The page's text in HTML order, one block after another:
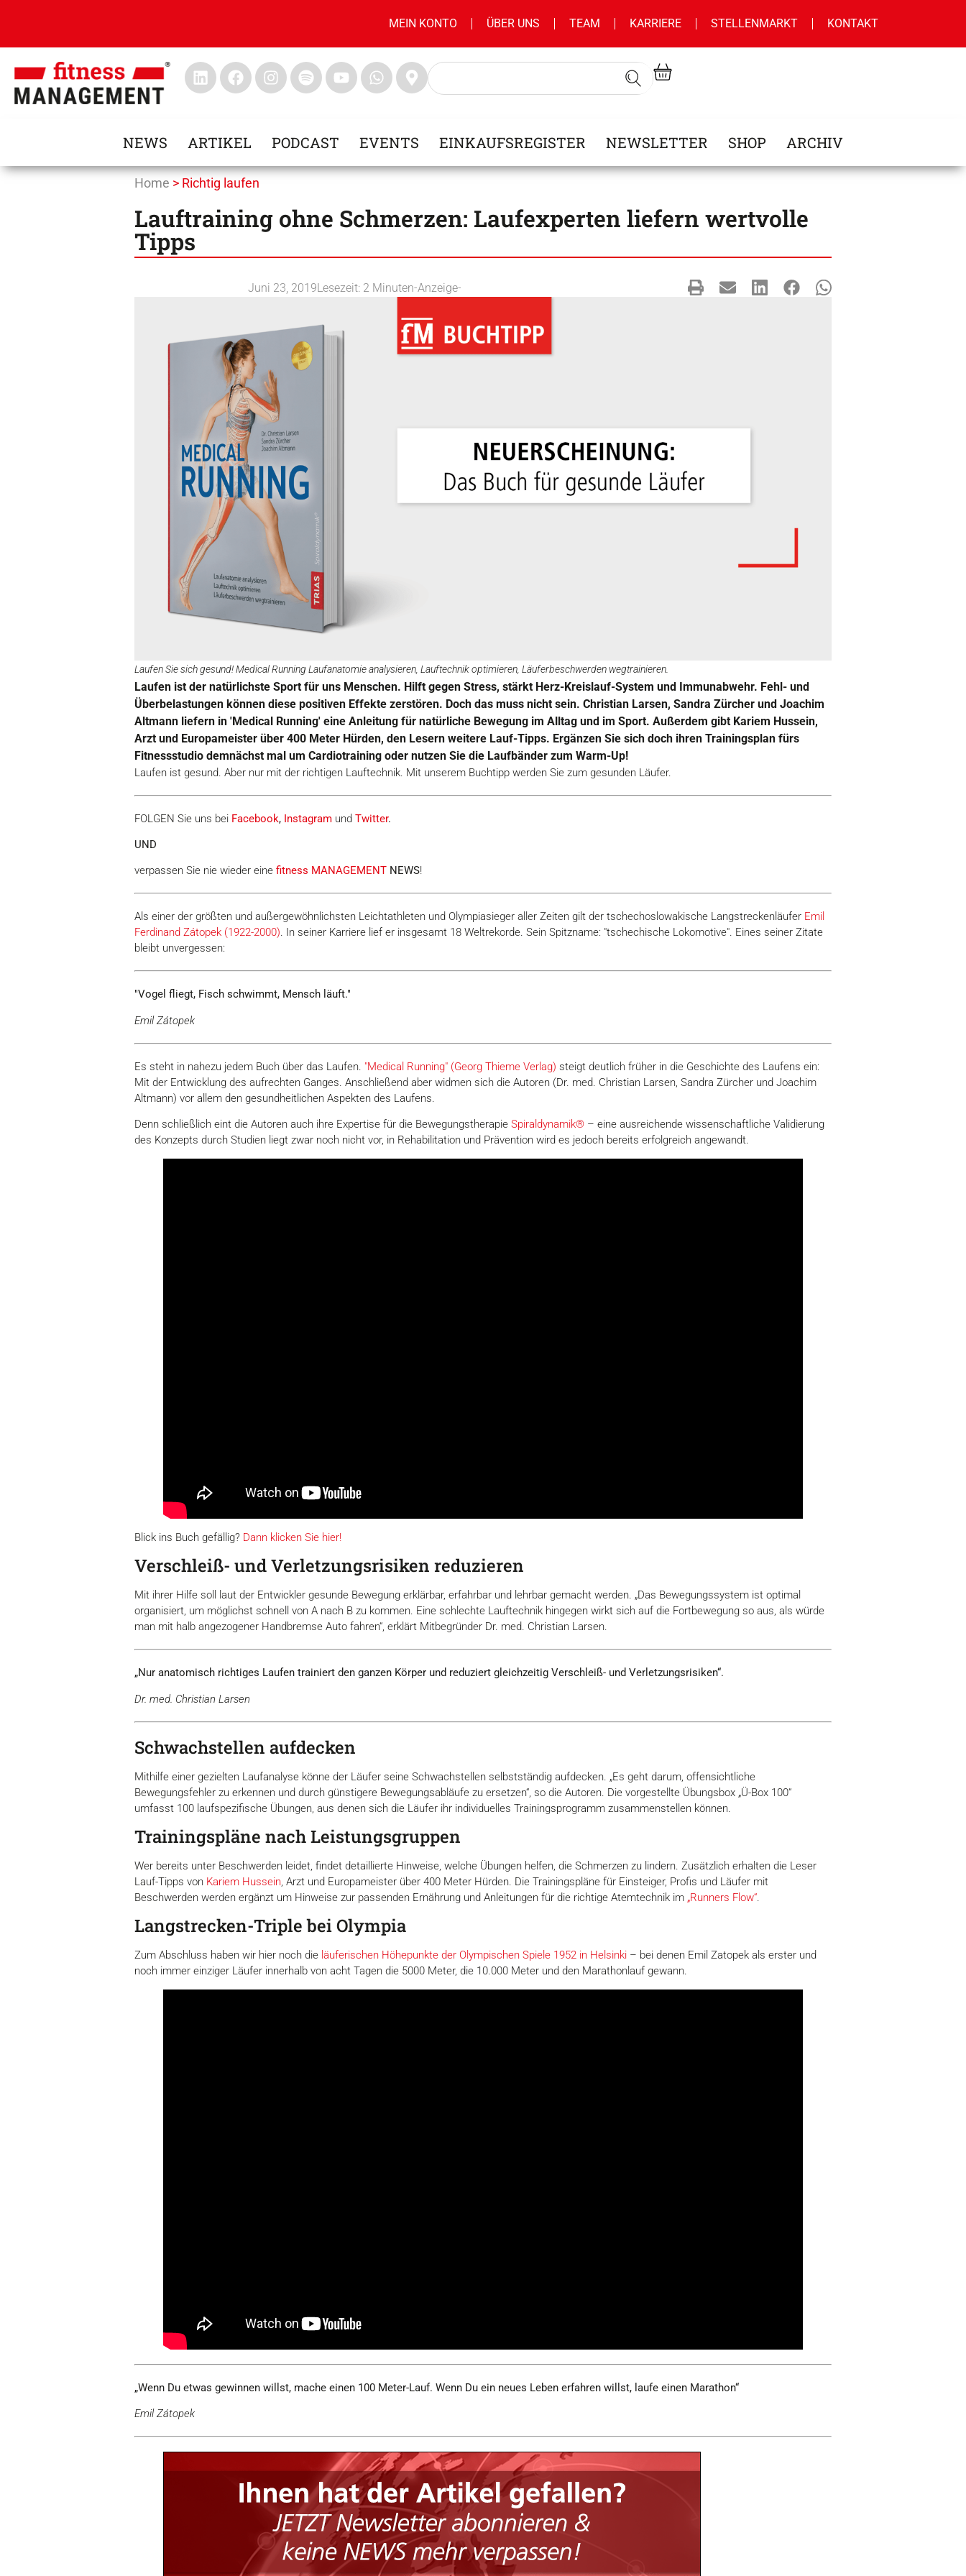
Zustimmung
Diese Webseite verwendet Cookies
Wir verwenden Cookies, um Inhalte und Anzeigen zu personalisieren, Funktionen für soziale Medien anbieten zu können
Website an unsere Partner für soziale Medien, Werbung und Analysen weiter. Unsere Partner führen diese Informationen
möglicherweise mit weiteren Daten zusammen, die Sie ihnen bereitgestellt haben oder die sie im Rahmen Ihrer Nutzung
der Dienste gesammelt haben.
Einwilligungsauswahl
Notwendig
Präferenzen Statistiken Marketing
MEIN KONTO ÜBER UNS TEAM KARRIERE STELLENMARKT KONTAKT
NEWS ARTIKEL PODCAST EVENTS EINKAUFSREGISTER NEWSLETTER SHOP ARCHIV
Home > Richtig laufen
Lauftraining ohne Schmerzen: Laufexperten liefern wertvolle
Tipps
Juni 23, 2019Lesezeit: 2 Minuten-Anzeige-
Laufen Sie sich gesund! Medical Running Laufanatomie analysieren, Lauftechnik optimieren, Läuferbeschwerden wegtrainieren.
Laufen ist der natürlichste Sport für uns Menschen. Hilft gegen Stress, stärkt Herz-Kreislauf-System und Immunabwehr. Fehl- und
Überbelastungen können diese positiven Effekte zerstören. Doch das muss nicht sein. Christian Larsen, Sandra Zürcher und Joachim
Altmann liefern in 'Medical Running' eine Anleitung für natürliche Bewegung im Alltag und im Sport. Außerdem gibt Kariem Hussein,
Arzt und Europameister über 400 Meter Hürden, den Lesern weitere Lauf-Tipps. Ergänzen Sie sich doch ihren Trainingsplan fürs
Fitnessstudio demnächst mal um Cardiotraining oder nutzen Sie die Laufbänder zum Warm-Up!
Laufen ist gesund. Aber nur mit der richtigen Lauftechnik. Mit unserem Buchtipp werden Sie zum gesunden Läufer.
FOLGEN Sie uns bei Facebook, Instagram und Twitter.
UND
verpassen Sie nie wieder eine fitness MANAGEMENT NEWS!
Als einer der größten und außergewöhnlichsten Leichtathleten und Olympiasieger aller Zeiten gilt der tschechoslowakische Langstreckenläufer Emil
Ferdinand Zátopek (1922-2000). In seiner Karriere lief er insgesamt 18 Weltrekorde. Sein Spitzname: "tschechische Lokomotive". Eines seiner Zitate
bleibt unvergessen:
"Vogel fliegt, Fisch schwimmt, Mensch läuft."
Emil Zátopek
Es steht in nahezu jedem Buch über das Laufen. "Medical Running" (Georg Thieme Verlag) steigt deutlich früher in die Geschichte des Laufens ein:
Mit der Entwicklung des aufrechten Ganges. Anschließend aber widmen sich die Autoren (Dr. med. Christian Larsen, Sandra Zürcher und Joachim
Altmann) vor allem den gesundheitlichen Aspekten des Laufens.
Denn schließlich eint die Autoren auch ihre Expertise für die Bewegungstherapie Spiraldynamik® – eine ausreichende wissenschaftliche Validierung
des Konzepts durch Studien liegt zwar noch nicht vor, in Rehabilitation und Prävention wird es jedoch bereits erfolgreich angewandt.
Blick ins Buch gefällig? Dann klicken Sie hier!
Verschleiß- und Verletzungsrisiken reduzieren
Mit ihrer Hilfe soll laut der Entwickler gesunde Bewegung erklärbar, erfahrbar und lehrbar gemacht werden. „Das Bewegungssystem ist optimal
organisiert, um möglichst schnell von A nach B zu kommen. Eine schlechte Lauftechnik hingegen wirkt sich auf die Fortbewegung so aus, als würde
man mit halb angezogener Handbremse Auto fahren“, erklärt Mitbegründer Dr. med. Christian Larsen.
„Nur anatomisch richtiges Laufen trainiert den ganzen Körper und reduziert gleichzeitig Verschleiß- und Verletzungsrisiken“.
Dr. med. Christian Larsen
Schwachstellen aufdecken
Mithilfe einer gezielten Laufanalyse könne der Läufer seine Schwachstellen selbstständig aufdecken. „Es geht darum, offensichtliche
Bewegungsfehler zu erkennen und durch günstigere Bewegungsabläufe zu ersetzen“, so die Autoren. Die vorgestellte Übungsbox „Ü-Box 100“
umfasst 100 laufspezifische Übungen, aus denen sich die Läufer ihr individuelles Trainingsprogramm zusammenstellen können.
Trainingspläne nach Leistungsgruppen
Wer bereits unter Beschwerden leidet, findet detaillierte Hinweise, welche Übungen helfen, die Schmerzen zu lindern. Zusätzlich erhalten die Leser
Lauf-Tipps von Kariem Hussein, Arzt und Europameister über 400 Meter Hürden. Die Trainingspläne für Einsteiger, Profis und Läufer mit
Beschwerden werden ergänzt um Hinweise zur passenden Ernährung und Anleitungen für die richtige Atemtechnik im „Runners Flow“.
Langstrecken-Triple bei Olympia
Zum Abschluss haben wir hier noch die läuferischen Höhepunkte der Olympischen Spiele 1952 in Helsinki – bei denen Emil Zatopek als erster und
noch immer einziger Läufer innerhalb von acht Tagen die 5000 Meter, die 10.000 Meter und den Marathonlauf gewann.
„Wenn Du etwas gewinnen willst, mache einen 100 Meter-Lauf. Wenn Du ein neues Leben erfahren willst, laufe einen Marathon“
Emil Zátopek